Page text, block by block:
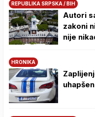
REPUBLIKA SRPSKA / BIH
Autori
zakoni
nije
HRONIKA